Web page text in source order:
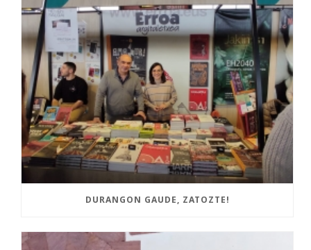
DURANGON GAUDE, ZATOZTE!